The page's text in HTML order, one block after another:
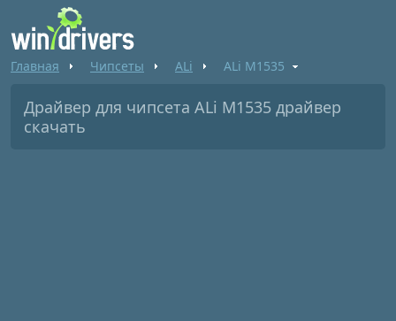
Главная Чипсеты ALi ALi M1535
Драйвер для чипсета ALi M1535 драйвер
скачать